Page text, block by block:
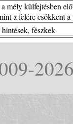
mély külfejtésben
a felére csökkent a
fészkek